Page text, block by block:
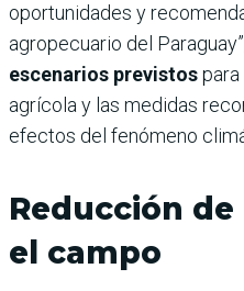
oportunidades y
agropecuario del
escenarios previstos
agrícola y las medidas
efectos del fenómeno
Reducción
el campo